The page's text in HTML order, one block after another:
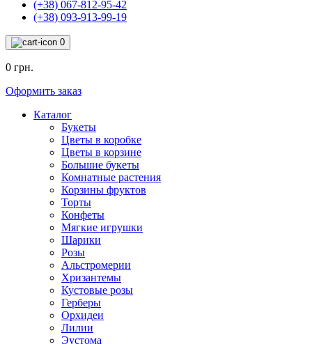
(+38) 067-812-95-42
(+38) 093-913-99-19
0
0 грн.
Оформить заказ
Каталог
Букеты
Цветы в коробке
Цветы в корзине
Большие букеты
Комнатные растения
Корзины фруктов
Торты
Конфеты
Мягкие игрушки
Шарики
Розы
Альстромерии
Хризантемы
Кустовые розы
Герберы
Орхидеи
Лилии
Эустома